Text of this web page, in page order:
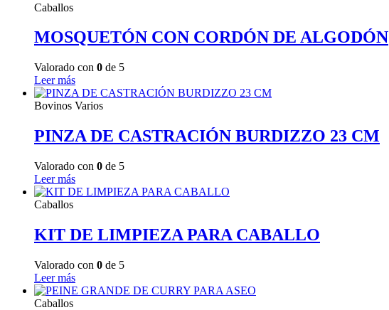
Caballos
MOSQUETÓN CON CORDÓN DE ALGODÓN
Valorado con 0 de 5
Leer más
Bovinos Varios
PINZA DE CASTRACIÓN BURDIZZO 23 CM
Valorado con 0 de 5
Leer más
Caballos
KIT DE LIMPIEZA PARA CABALLO
Valorado con 0 de 5
Leer más
Caballos